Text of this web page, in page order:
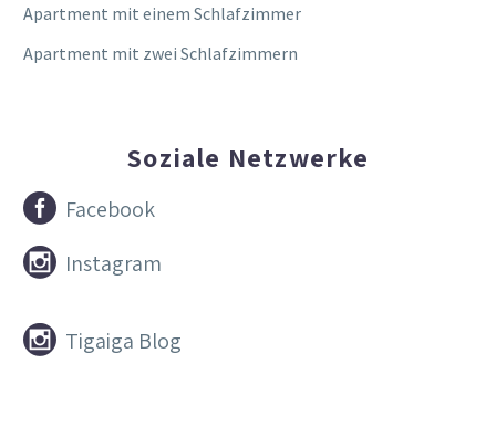
Apartment mit einem Schlafzimmer
Apartment mit zwei Schlafzimmern
Soziale Netzwerke

 Facebook

 Instagram

 Tigaiga Blog